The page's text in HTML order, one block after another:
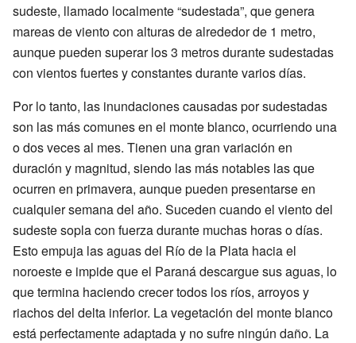
sudeste, llamado localmente “sudestada”, que genera
mareas de viento con alturas de alrededor de 1 metro,
aunque pueden superar los 3 metros durante sudestadas
con vientos fuertes y constantes durante varios días.
Por lo tanto, las inundaciones causadas por sudestadas
son las más comunes en el monte blanco, ocurriendo una
o dos veces al mes. Tienen una gran variación en
duración y magnitud, siendo las más notables las que
ocurren en primavera, aunque pueden presentarse en
cualquier semana del año. Suceden cuando el viento del
sudeste sopla con fuerza durante muchas horas o días.
Esto empuja las aguas del Río de la Plata hacia el
noroeste e impide que el Paraná descargue sus aguas, lo
que termina haciendo crecer todos los ríos, arroyos y
riachos del delta inferior. La vegetación del monte blanco
está perfectamente adaptada y no sufre ningún daño. La